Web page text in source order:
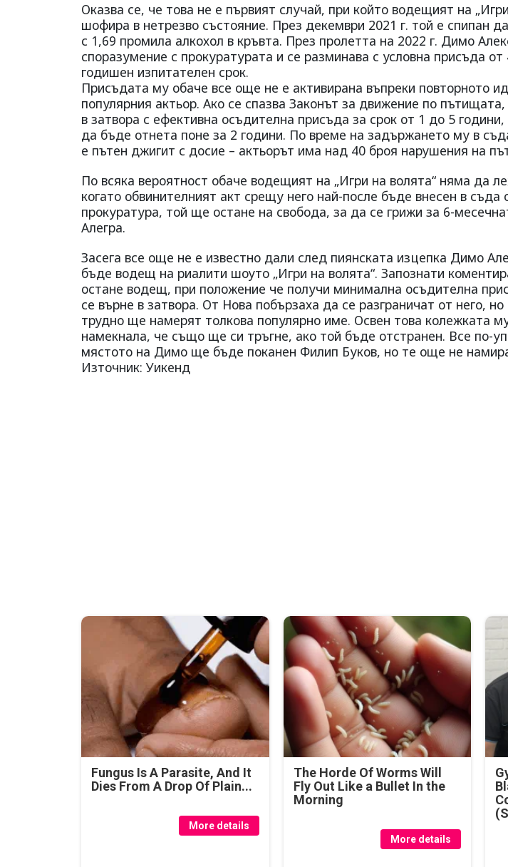
Оказва се, че това не е първият случай, при който водещият на
шофира в нетрезво състояние. През декември 2021 г. той е спипан
с 1,69 промила алкохол в кръвта. През пролетта на 2022 г. Димо
споразумение с прокуратурата и се разминава с условна присъда
годишен изпитателен срок.
Присъдата му обаче все още не е активирана въпреки повторното
популярния актьор. Ако се спазва Законът за движение по
в затвора с ефективна осъдителна присъда за срок от 1 до 5
да бъде отнета поне за 2 години. По време на задържането му в
е пътен джигит с досие – актьорът има над 40 броя нарушения на
По всяка вероятност обаче водещият на „Игри на волята“ няма да
когато обвинителният акт срещу него най-после бъде внесен в съда
прокуратура, той ще остане на свобода, за да се грижи за 6-
Алегра.
Засега все още не е известно дали след пиянската изцепка Димо
бъде водещ на риалити шоуто „Игри на волята“. Запознати
остане водещ, при положение че получи минимална осъдителна
се върне в затвора. От Нова побързаха да се разграничат от него,
трудно ще намерят толкова популярно име. Освен това колежката
намекнала, че също ще си тръгне, ако той бъде отстранен. Все по-
мястото на Димо ще бъде поканен Филип Буков, но те още не
Източник: Уикенд
Fungus Is A Parasite, And It
Dies From A Drop Of Plain...
More details
The Horde Of Worms Will
Fly Out Like a Bullet In the
Morning
More details